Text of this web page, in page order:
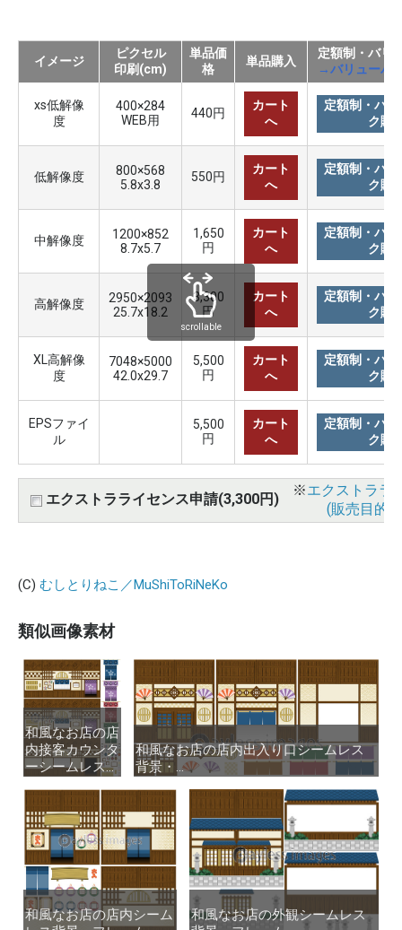
イメージ
ピクセル
印刷(cm)
単品価
格
単品購入
定額制・バリ
→バリューパ
xs低解像
度
400×284
WEB用
440円
カート
へ
定額制・バ
ク購
低解像度
800×568
5.8x3.8
550円
カート
へ
定額制・バ
ク購
中解像度
1200×852
8.7x5.7
1,650
円
カート
へ
定額制・バ
ク購
高解像度
2950×2093
25.7x18.2
3,300
円
カート
へ
定額制・バ
ク購
XL高解像
度
7048×5000
42.0x29.7
5,500
円
カート
へ
定額制・バ
ク購
EPSファイ
ル
5,500
円
カート
へ
定額制・バ
ク購
エクストラライセンス申請(3,300円)
※エクストララ
(販売目的
scrollable
(C) むしとりねこ／MuShiToRiNeKo
類似画像素材
和風なお店の店
内接客カウンタ
ーシームレス...
和風なお店の店
内接客カウンタ
ーシームレス...
和風なお店の店内出入り口シームレス
背景・...
和風なお店の店内出入り口シームレス
背景・...
和風なお店の店内シーム
和風なお店の店内シーム
和風なお店の外観シームレス
和風なお店の外観シームレス